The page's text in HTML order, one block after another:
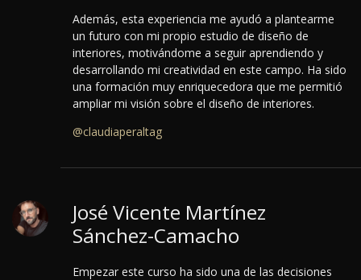
Además, esta experiencia me ayudó a plantearme
un futuro con mi propio estudio de diseño de
interiores, motivándome a seguir aprendiendo y
desarrollando mi creatividad en este campo. Ha sido
una formación muy enriquecedora que me permitió
ampliar mi visión sobre el diseño de interiores.
@claudiaperaltag
José Vicente Martínez
Sánchez-Camacho
Empezar este curso ha sido una de las decisiones